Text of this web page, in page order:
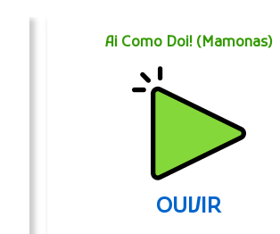
Ai Como Doi! (Mamonas)
OUVIR